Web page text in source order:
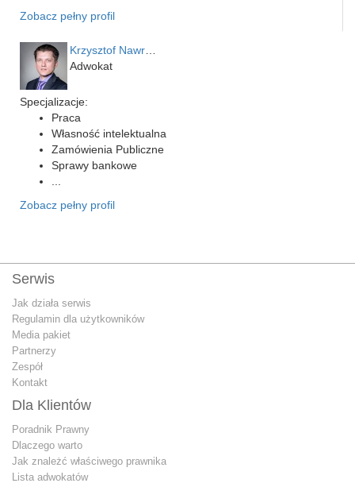
Zobacz pełny profil
Adwokat
Specjalizacje:
Praca
Własność intelektualna
Zamówienia Publiczne
Sprawy bankowe
Zobacz pełny profil
Serwis
Jak działa serwis
Regulamin dla użytkowników
Media pakiet
Partnerzy
Zespół
Kontakt
Dla Klientów
Poradnik Prawny
Dlaczego warto
Jak znależć właściwego prawnika
Lista adwokatów